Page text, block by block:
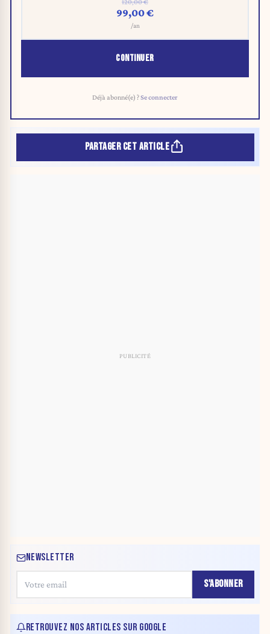
120,00 €
99,00 €
/an
CONTINUER
Déjà abonné(e) ?Se connecter
PARTAGER CET ARTICLE
NEWSLETTER
S'ABONNER
RETROUVEZ NOS ARTICLES SUR GOOGLE